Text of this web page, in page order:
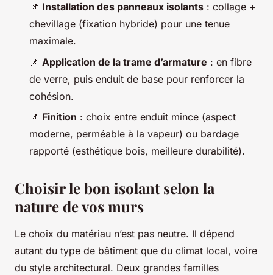
📌 Installation des panneaux isolants : collage +
chevillage (fixation hybride) pour une tenue
maximale.
📌 Application de la trame d’armature : en fibre
de verre, puis enduit de base pour renforcer la
cohésion.
📌 Finition : choix entre enduit mince (aspect
moderne, perméable à la vapeur) ou bardage
rapporté (esthétique bois, meilleure durabilité).
Choisir le bon isolant selon la
nature de vos murs
Le choix du matériau n’est pas neutre. Il dépend
autant du type de bâtiment que du climat local, voire
du style architectural. Deux grandes familles